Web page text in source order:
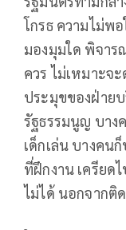
โกรธ ความไม่พ
มองมุมใด พิจาร
ควร ไม่เหมาะจ
ประมุขของฝ่าย
รัฐธรรมนูญ บาง
เด็กเล่น บางคน
ที่ฝึกงาน เครียด
ไม่ได้ นอกจากติ